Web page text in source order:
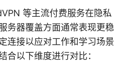
等主流付费服务在隐私
务器覆盖方面通常表现更稳
连接以应对工作和学习场景
合以下维度进行对比：